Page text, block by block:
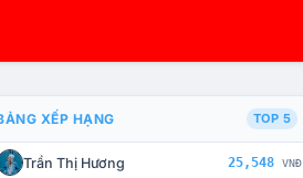
CHẾ TÀI XỬ LÝ VI PHẠM
XẾP HẠNG TOP 5
Trần Thị Hương 25,548 VNĐ